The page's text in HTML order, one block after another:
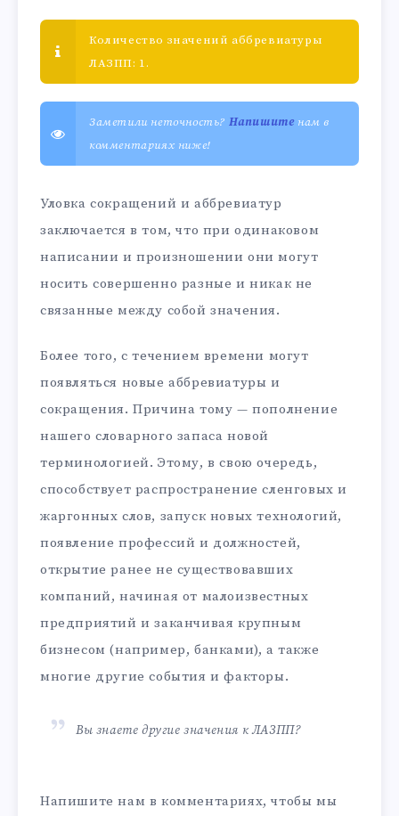
Количество значений аббревиатуры
ЛАЗПП: 1.
Заметили неточность? Напишитенам в
комментариях ниже!
Уловка сокращений и аббревиатур
заключается в том, что при одинаковом
написании и произношении они могут
носить совершенно разные и никак не
связанные между собой значения.
Более того, с течением времени могут
появляться новые аббревиатуры и
сокращения. Причина тому — пополнение
нашего словарного запаса новой
терминологией. Этому, в свою очередь,
способствует распространение сленговых и
жаргонных слов, запуск новых технологий,
появление профессий и должностей,
открытие ранее не существовавших
компаний, начиная от малоизвестных
предприятий и заканчивая крупным
бизнесом (например, банками), а также
многие другие события и факторы.
Вы знаете другие значения к ЛАЗПП?
Напишите нам в комментариях, чтобы мы